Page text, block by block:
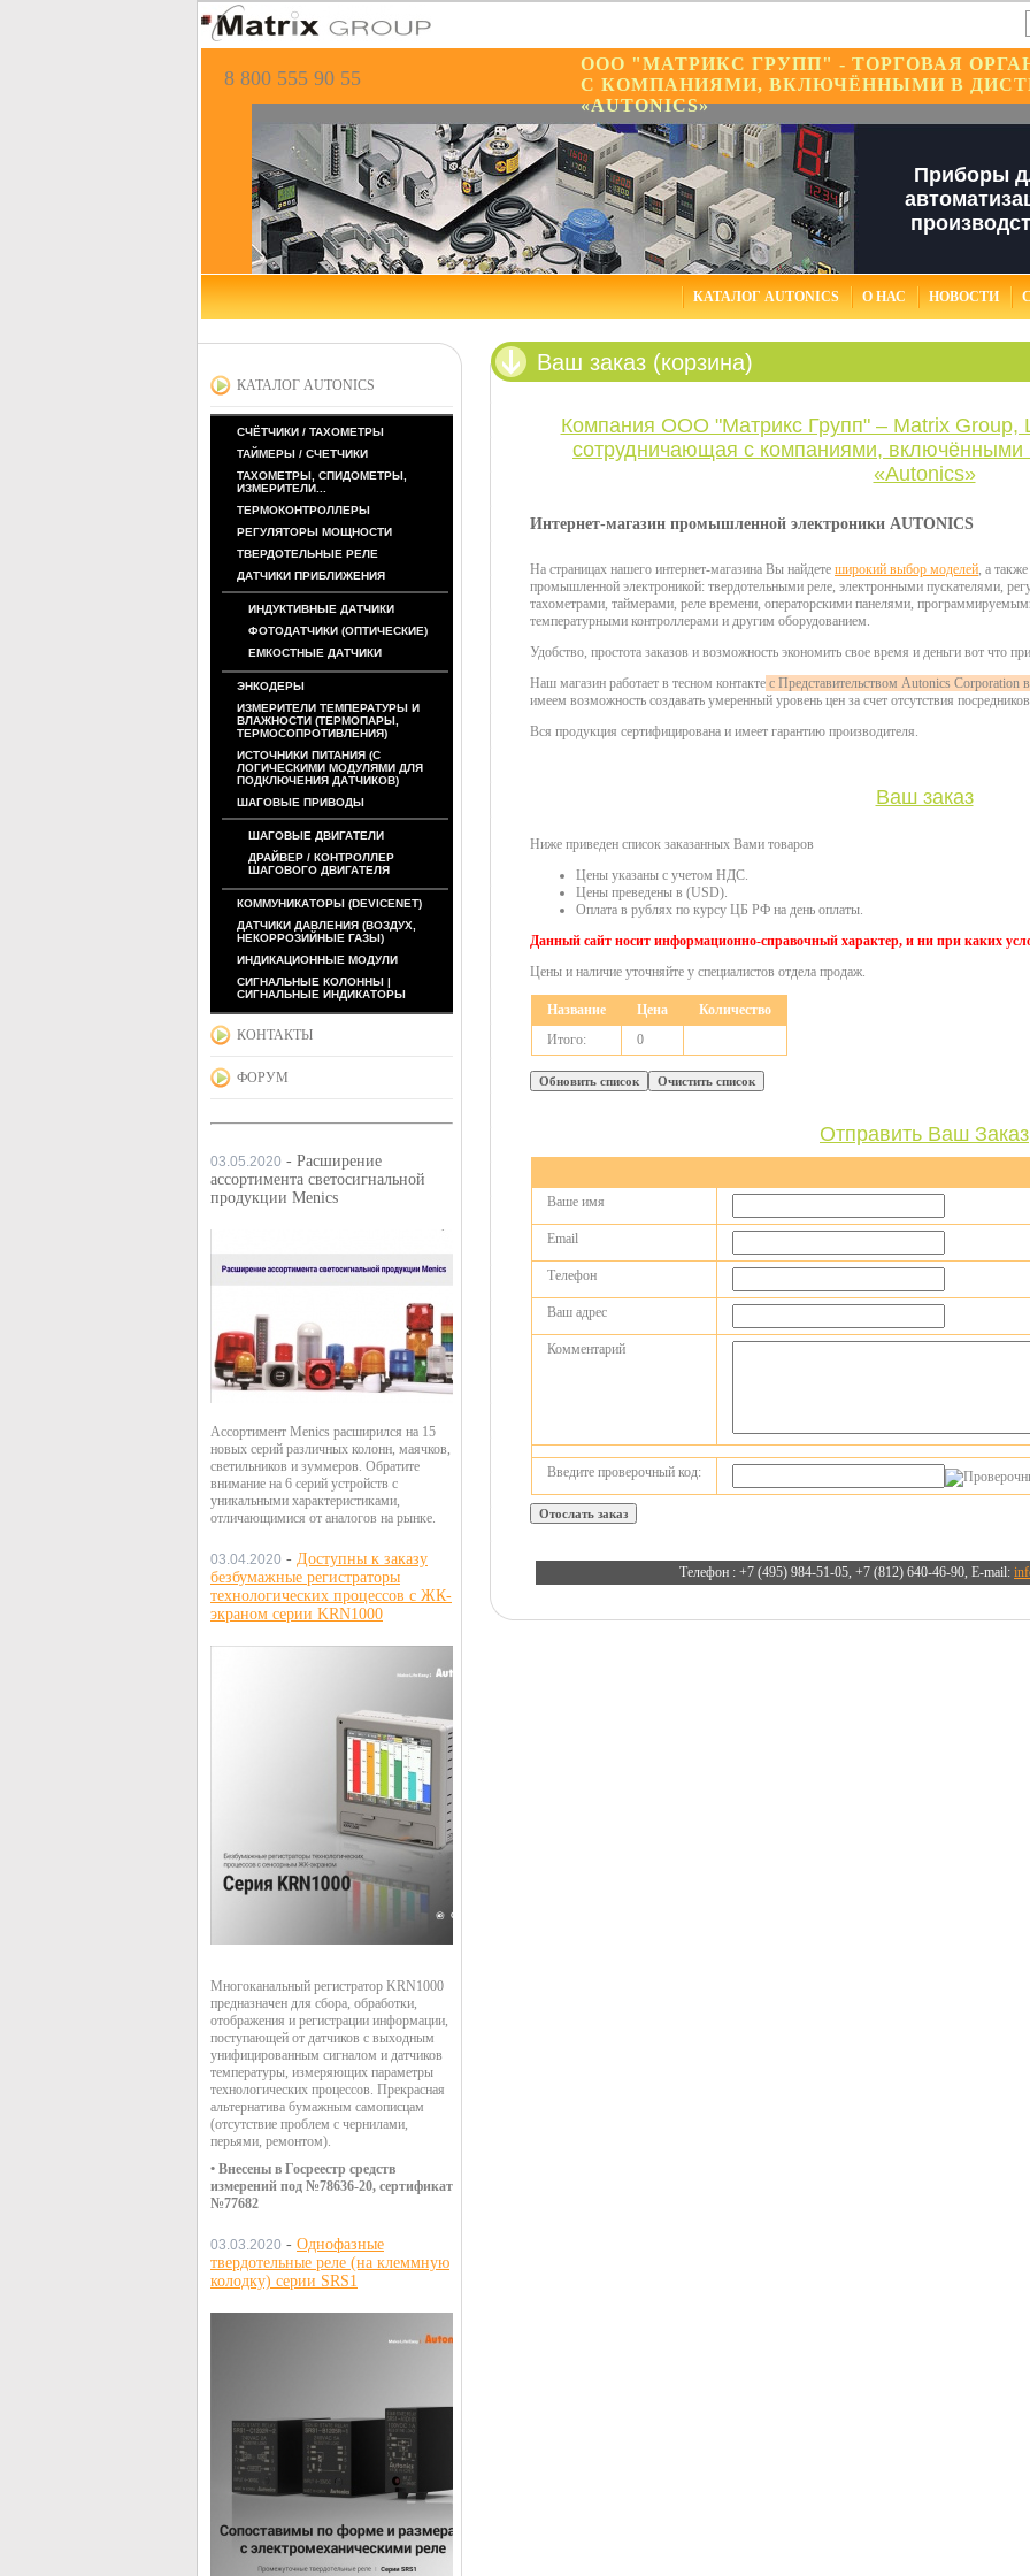
Приборы
ООО "МАТРИКС ГРУПП" - ТОРГОВАЯ
С КОМПАНИЯМИ, ВКЛЮЧЁННЫМИ В
«AUTONICS»
8 800 555 90 55
КАТАЛОГ AUTONICS О НАС НОВОСТИ
КАТАЛОГ AUTONICS
СЧЁТЧИКИ / ТАХОМЕТРЫ
ТАЙМЕРЫ / СЧЕТЧИКИ
ТАХОМЕТРЫ, СПИДОМЕТРЫ,
ИЗМЕРИТЕЛИ...
ТЕРМОКОНТРОЛЛЕРЫ
РЕГУЛЯТОРЫ МОЩНОСТИ
ТВЕРДОТЕЛЬНЫЕ РЕЛЕ
ДАТЧИКИ ПРИБЛИЖЕНИЯ
ИНДУКТИВНЫЕ ДАТЧИКИ
ФОТОДАТЧИКИ (ОПТИЧЕСКИЕ)
ЕМКОСТНЫЕ ДАТЧИКИ
ЭНКОДЕРЫ
ИЗМЕРИТЕЛИ ТЕМПЕРАТУРЫ И
ВЛАЖНОСТИ (ТЕРМОПАРЫ,
ТЕРМОСОПРОТИВЛЕНИЯ)
ИСТОЧНИКИ ПИТАНИЯ (С
ЛОГИЧЕСКИМИ МОДУЛЯМИ ДЛЯ
ПОДКЛЮЧЕНИЯ ДАТЧИКОВ)
ШАГОВЫЕ ПРИВОДЫ
ШАГОВЫЕ ДВИГАТЕЛИ
ДРАЙВЕР / КОНТРОЛЛЕР
ШАГОВОГО ДВИГАТЕЛЯ
КОММУНИКАТОРЫ (DEVICENET)
ДАТЧИКИ ДАВЛЕНИЯ (ВОЗДУХ,
НЕКОРРОЗИЙНЫЕ ГАЗЫ)
ИНДИКАЦИОННЫЕ МОДУЛИ
СИГНАЛЬНЫЕ КОЛОННЫ |
СИГНАЛЬНЫЕ ИНДИКАТОРЫ
КОНТАКТЫ
ФОРУМ
03.05.2020 - Расширение
ассортимента светосигнальной
продукции Menics
Ассортимент Menics расширился на 15
новых серий различных колонн, маячков,
светильников и зуммеров. Обратите
внимание на 6 серий устройств с
уникальными характеристиками,
отличающимися от аналогов на рынке.
03.04.2020 - Доступны к заказу
безбумажные регистраторы
технологических процессов с ЖК-
экраном серии KRN1000
Многоканальный регистратор KRN1000
предназначен для сбора, обработки,
отображения и регистрации информации,
поступающей от датчиков с выходным
унифицированным сигналом и датчиков
температуры, измеряющих параметры
технологических процессов. Прекрасная
альтернатива бумажным самописцам
(отсутствие проблем с чернилами,
перьями, ремонтом).
• Внесены в Госреестр средств
измерений под №78636-20, сертификат
№77682
03.03.2020 - Однофазные
твердотельные реле (на клеммную
колодку) серии SRS1
Ваш заказ (корзина)
Компания OOO "Матрикс Групп" – Matrix Group,
сотрудничающая с компаниями, включёнными
«Autonics»
Интернет-магазин промышленной электроники AUTONICS
На страницах нашего интернет-магазина Вы найдете широкий выбор моделей, а
промышленной электроникой: твердотельными реле, электронными пускателями,
тахометрами, таймерами, реле времени, операторскими панелями,
температурными контроллерами и другим оборудованием.
Удобство, простота заказов и возможность экономить свое время и деньги вот что
Наш магазин работает в тесном контакте с Представительством Autonics
имеем возможность создавать умеренный уровень цен за счет отсутствия
Вся продукция сертифицирована и имеет гарантию производителя.
Ваш заказ
Ниже приведен список заказанных Вами товаров
Цены указаны с учетом НДС.
Цены преведены в (USD).
Оплата в рублях по курсу ЦБ РФ на день оплаты.
Данный сайт носит информационно-справочный характер, и ни при каких
Цены и наличие уточняйте у специалистов отдела продаж.
Название Цена
Количество
Итого:
0
Отправить Ваш Заказ
Ваше имя
Email
Телефон
Ваш адрес
Комментарий
Введите проверочный код:
Телефон : +7 (495) 984-51-05, +7 (812) 640-46-90, E-mail: